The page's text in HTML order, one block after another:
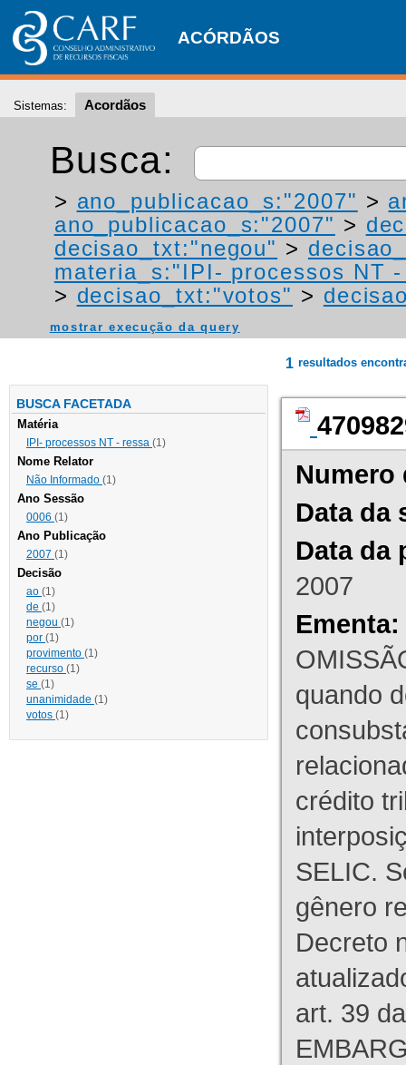
ACÓRDÃOS
Sistemas: Acordãos
Busca:
> ano_publicacao_s:"2007" >
ano_publicacao_s:"2007" >
decisao_txt:"negou" >
materia_s:"IPI- processos NT
> decisao_txt:"votos" >
mostrar execução da query
BUSCA FACETADA
Matéria
IPI- processos NT - ressa (1)
Nome Relator
Não Informado (1)
Ano Sessão
0006 (1)
Ano Publicação
2007 (1)
Decisão
ao (1)
de (1)
negou (1)
por (1)
provimento (1)
recurso (1)
se (1)
unanimidade (1)
votos (1)
1 resultados
Numero
Data da
Data da
2007
Ementa:
quando
crédito
SELIC.
gênero
Decreto
art. 39